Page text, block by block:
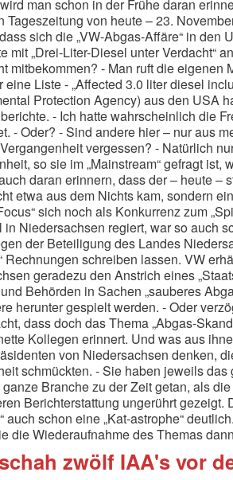
man schon in der Frühe daran
Tageszeitung von heute – 23.
sich die „VW-Abgas-Affäre“ in
mit „Drei-Liter-Diesel unter Verdacht“
mitbekommen? - Man ruft die eigenen
eine Liste - „Affected 3.0 liter diesel
Protection Agency) aus den USA
- Ich hatte wahrscheinlich die
- Oder? - Sind andere hier – nur aus
vergessen? - Natürlich
so sie im „Mainstream“ gefragt
daran erinnern, dass der – heute –
etwa aus dem Nichts kam, sondern
sich noch als Konkurrenz zum
in Niedersachsen regiert, war so auch
der Beteiligung des Landes
Rechnungen schreiben lassen. VW
geradezu den Anstrich eines
Behörden in Sachen „sauberes
herunter gespielt werden. - Oder
dass doch das Thema „Abgas-
Kollegen erinnert. Und was aus
von Niedersachsen denken,
schmückten. - Sie haben jeweils
Branche zu der Zeit getan, als
Berichterstattung ungerührt gezeigt.
auch schon eine „Kat-astrophe“
die Wiederaufnahme des Themas
zwölf IAA's vor